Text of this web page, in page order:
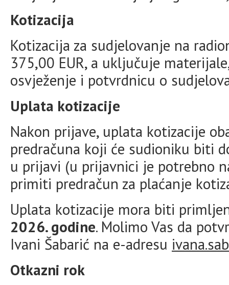
Kotizacija
Kotizacija za sudjelovanje na
375,00 EUR, a uključuje
osvježenje i potvrdnicu o
Uplata kotizacije
Nakon prijave, uplata kotizacije
predračuna koji će sudioniku biti
u prijavi (u prijavnici je potrebno
primiti predračun za plaćanje
Uplata kotizacije mora biti
2026. godine. Molimo Vas da
Ivani Šabarić na e-adresu
Otkazni rok